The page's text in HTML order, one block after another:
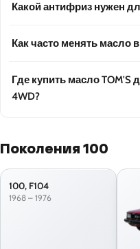
Какой антифриз нужен
Как часто менять масло
Где купить масло TOM'S
4WD?
Поколения 100
100, F104
1968 – 1976